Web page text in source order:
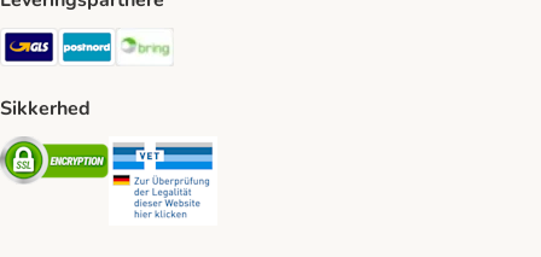
GLS Shipping Method
Postnord Shipping Method
Sikkerhed
Security